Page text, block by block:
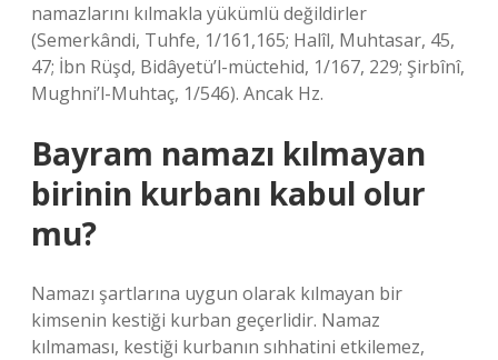
namazlarını kılmakla yükümlü değildirler
(Semerkândi, Tuhfe, 1/161,165; Halîl, Muhtasar, 45,
47; İbn Rüşd, Bidâyetü’l-müctehid, 1/167, 229; Şirbînî,
Mughni’l-Muhtaç, 1/546). Ancak Hz.
Bayram namazı kılmayan
birinin kurbanı kabul olur
mu?
Namazı şartlarına uygun olarak kılmayan bir
kimsenin kestiği kurban geçerlidir. Namaz
kılmaması, kestiği kurbanın sıhhatini etkilemez,